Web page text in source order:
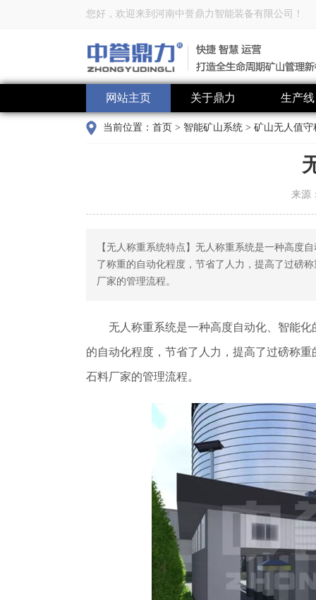
您好，欢迎来到河南中誉鼎力智能装备有限公司！
网站主页 关于鼎力 生产线
当前位置： 首页 > 智能矿山系统 > 矿山无人值守
来源
【无人称重系统特点】无人称重系统是一种高度
了称重的自动化程度，节省了人力，提高了过磅
厂家的管理流程。
无人称重系统是一种高度自动化、智能
的自动化程度，节省了人力，提高了过磅称
石料厂家的管理流程。